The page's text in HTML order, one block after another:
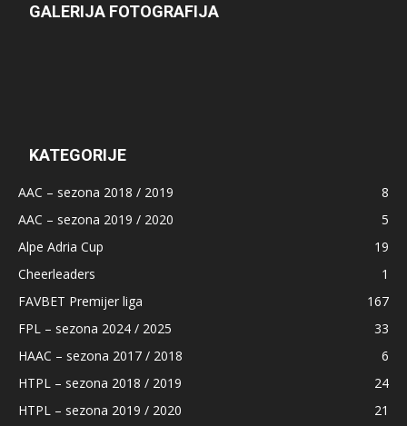
GALERIJA FOTOGRAFIJA
KATEGORIJE
AAC – sezona 2018 / 2019
8
AAC – sezona 2019 / 2020
5
Alpe Adria Cup
19
Cheerleaders
1
FAVBET Premijer liga
167
FPL – sezona 2024 / 2025
33
HAAC – sezona 2017 / 2018
6
HTPL – sezona 2018 / 2019
24
HTPL – sezona 2019 / 2020
21